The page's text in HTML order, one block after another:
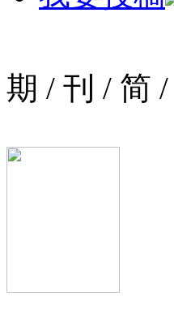
期 / 刊 / 简 /